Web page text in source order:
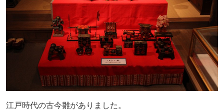
江戸時代の古今雛がありました。